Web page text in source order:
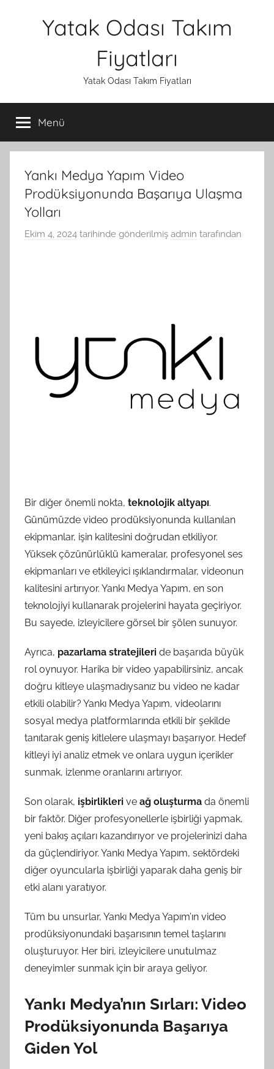
Yatak Odası Takım
Fiyatları
Yatak Odası Takım Fiyatları
Menü
Yankı Medya Yapım Video
Prodüksiyonunda Başarıya Ulaşma
Yolları
Ekim 4, 2024 tarihinde gönderilmiş admin tarafından
Bir diğer önemli nokta, teknolojik altyapı.
Günümüzde video prodüksiyonunda kullanılan
ekipmanlar, işin kalitesini doğrudan etkiliyor.
Yüksek çözünürlüklü kameralar, profesyonel ses
ekipmanları ve etkileyici ışıklandırmalar, videonun
kalitesini artırıyor. Yankı Medya Yapım, en son
teknolojiyi kullanarak projelerini hayata geçiriyor.
Bu sayede, izleyicilere görsel bir şölen sunuyor.
Ayrıca, pazarlama stratejileri de başarıda büyük
rol oynuyor. Harika bir video yapabilirsiniz, ancak
doğru kitleye ulaşmadıysanız bu video ne kadar
etkili olabilir? Yankı Medya Yapım, videolarını
sosyal medya platformlarında etkili bir şekilde
tanıtarak geniş kitlelere ulaşmayı başarıyor. Hedef
kitleyi iyi analiz etmek ve onlara uygun içerikler
sunmak, izlenme oranlarını artırıyor.
Son olarak, işbirlikleri ve ağ oluşturma da önemli
bir faktör. Diğer profesyonellerle işbirliği yapmak,
yeni bakış açıları kazandırıyor ve projelerinizi daha
da güçlendiriyor. Yankı Medya Yapım, sektördeki
diğer oyuncularla işbirliği yaparak daha geniş bir
etki alanı yaratıyor.
Tüm bu unsurlar, Yankı Medya Yapım’ın video
prodüksiyonundaki başarısının temel taşlarını
oluşturuyor. Her biri, izleyicilere unutulmaz
deneyimler sunmak için bir araya geliyor.
Yankı Medya’nın Sırları: Video
Prodüksiyonunda Başarıya
Giden Yol